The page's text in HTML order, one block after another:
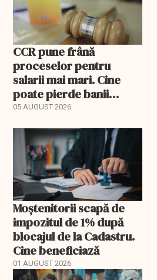
CCR pune frână
proceselor pentru
salarii mai mari. Cine
poate pierde banii
ceruți statului
05 AUGUST 2026
Moștenitorii scapă de
impozitul de 1% după
blocajul de la Cadastru.
Cine beneficiază
01 AUGUST 2026